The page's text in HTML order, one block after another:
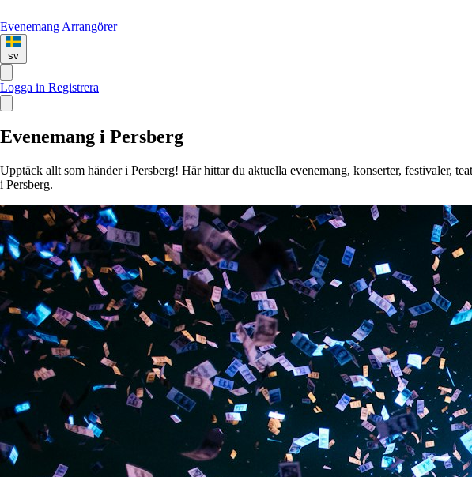
Evenemang Arrangörer
sv
Logga in Registrera
Evenemang i Persberg
Upptäck allt som händer i Persberg! Här hittar du aktuella evenemang, konserter, festivaler,
i Persberg.